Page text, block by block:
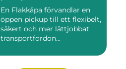
En Flakkåpa förvandlar en
öppen pickup till ett flexibelt,
säkert och mer lättjobbat
transportfordon...